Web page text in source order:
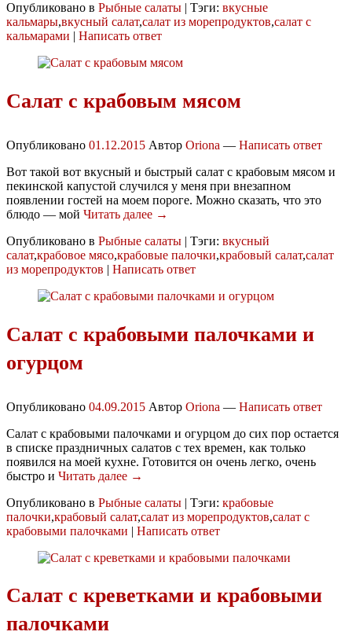
Опубликовано в Рыбные салаты | Тэги: вкусные
кальмары,вкусный салат,салат из морепродуктов,салат с
кальмарами | Написать ответ
Салат с крабовым мясом
Опубликовано 01.12.2015 Автор Oriona — Написать ответ
Вот такой вот вкусный и быстрый салат с крабовым мясом и
пекинской капустой случился у меня при внезапном
появлении гостей на моем пороге. Можно сказать, что это
блюдо — мой Читать далее →
Опубликовано в Рыбные салаты | Тэги: вкусный
салат,крабовое мясо,крабовые палочки,крабовый салат,салат
из морепродуктов | Написать ответ
Салат с крабовыми палочками и
огурцом
Опубликовано 04.09.2015 Автор Oriona — Написать ответ
Салат с крабовыми палочками и огурцом до сих пор остается
в списке праздничных салатов с тех времен, как только
появился на моей кухне. Готовится он очень легко, очень
быстро и Читать далее →
Опубликовано в Рыбные салаты | Тэги: крабовые
палочки,крабовый салат,салат из морепродуктов,салат с
крабовыми палочками | Написать ответ
Салат с креветками и крабовыми
палочками